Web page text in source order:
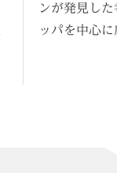
ンが発見し
ッパを中心に